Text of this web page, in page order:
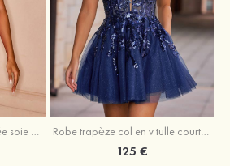
Fourreau épaule dénudée soie comme du satin courte/mini robe de fête de la rentrée Robe trapèze col en v tulle courte/mini robe de fête de la rentrée avec poches paillettes
125 €